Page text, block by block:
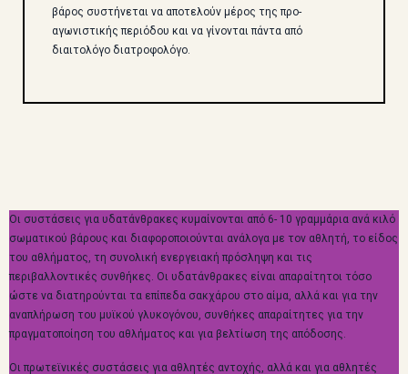
βάρος συστήνεται να αποτελούν μέρος της προ-
αγωνιστικής περιόδου και να γίνονται πάντα από
διαιτολόγο διατροφολόγο.
Οι συστάσεις για υδατάνθρακες κυμαίνονται από 6- 10 γραμμάρια ανά κιλό
σωματικού βάρους και διαφοροποιούνται ανάλογα με τον αθλητή, το είδος
του αθλήματος, τη συνολική ενεργειακή πρόσληψη και τις
περιβαλλοντικές συνθήκες. Οι υδατάνθρακες είναι απαραίτητοι τόσο
ώστε να διατηρούνται τα επίπεδα σακχάρου στο αίμα, αλλά και για την
αναπλήρωση του μυϊκού γλυκογόνου, συνθήκες απαραίτητες για την
πραγματοποίηση του αθλήματος και για βελτίωση της απόδοσης.
Οι πρωτεϊνικές συστάσεις για αθλητές αντοχής, αλλά και για αθλητές